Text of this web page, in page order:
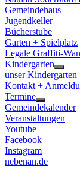
menu
Gemeindehaus
Jugendkeller
Bücherstube
Garten + Spielplatz
Legale Graffiti-
Kindergarten
Show
sub
menu
unser Kindergarten
Kontakt +
Termine
Show
sub
menu
Gemeindekalender
Veranstaltungen
Youtube
Facebook
Instagram
nebenan.de